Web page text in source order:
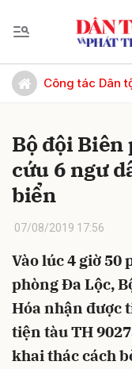
Công tác Dân
Bộ đội Biên
cứu 6 ngư
biển
07/08/2019 17:56
Vào lúc 4 giờ
phòng Đa Lộc,
Hóa nhận được
tiện tàu TH
khai thác cách
Gửi bình luận